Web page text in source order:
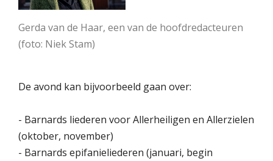
Gerda van de Haar, een van de hoofdredacteuren
(foto: Niek Stam)
De avond kan bijvoorbeeld gaan over:
- Barnards liederen voor Allerheiligen en Allerzielen
(oktober, november)
- Barnards epifanieliederen (januari, begin